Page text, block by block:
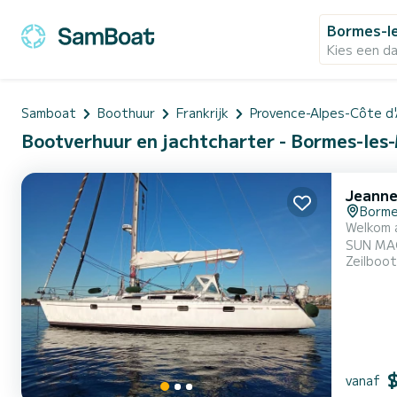
Bormes-
Kies een
Samboat Boothuur Frankrijk Provence-Alpes-Côte
Bootverhuur en jachtcharter - Bormes-
Welkom aan boord van de
SUN
Zeilboot
vanaf